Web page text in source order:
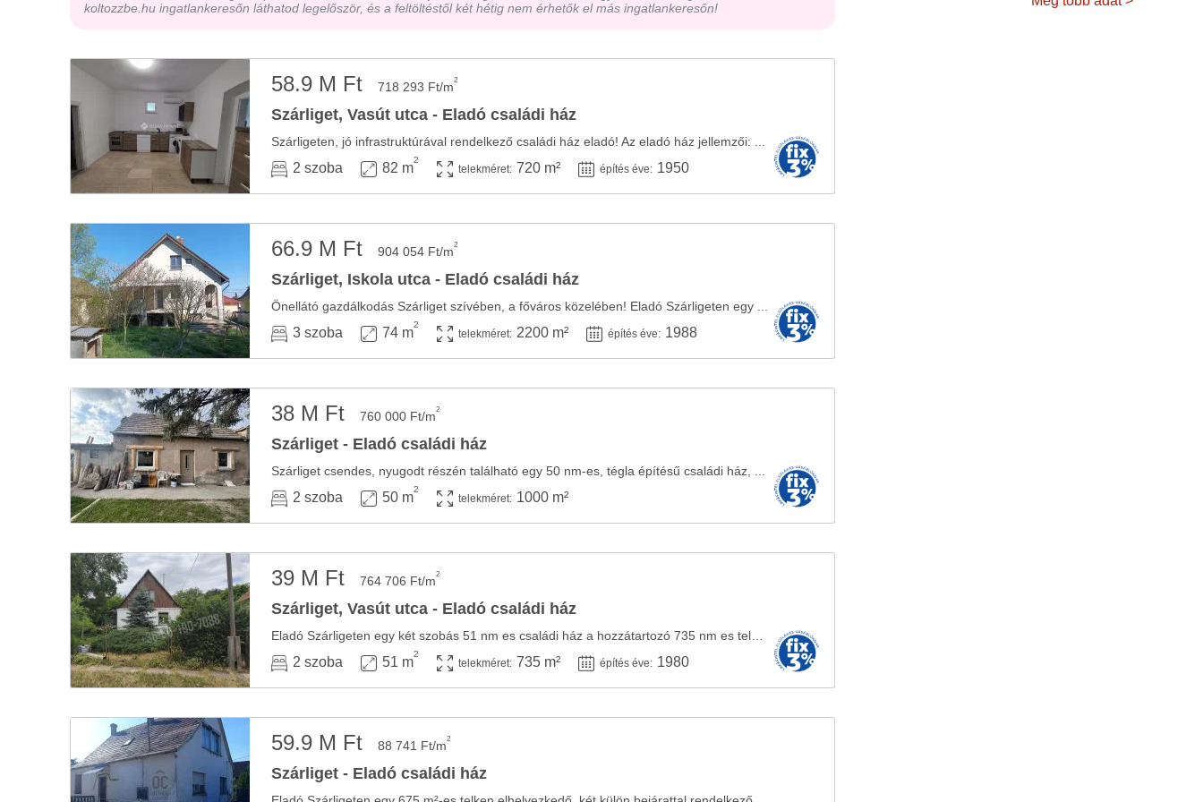
koltozzbe.hu ingatlankeresőn láthatod legelőször, és a feltöltéstől két hétig nem érhetők el más ingatlankeresőn!
58.9 M Ft 718 293 Ft/m2
Szárliget, Vasút utca - Eladó családi ház
Szárligeten, jó infrastruktúrával rendelkező családi ház eladó! Az eladó ház jellemzői: ...
2 szoba 82 m
2
telekméret: 720 m² építés éve: 1950
66.9 M Ft 904 054 Ft/m2
Szárliget, Iskola utca - Eladó családi ház
Önellátó gazdálkodás Szárliget szívében, a főváros közelében! Eladó Szárligeten egy ...
3 szoba 74 m
2
telekméret: 2200 m² építés éve: 1988
38 M Ft 760 000 Ft/m2
Szárliget - Eladó családi ház
Szárliget csendes, nyugodt részén található egy 50 nm-es, tégla építésű családi ház, ...
2 szoba 50 m
2
telekméret: 1000 m²
39 M Ft 764 706 Ft/m2
Szárliget, Vasút utca - Eladó családi ház
2 szoba 51 m
2
telekméret: 735 m² építés éve: 1980
59.9 M Ft 88 741 Ft/m2
Szárliget - Eladó családi ház